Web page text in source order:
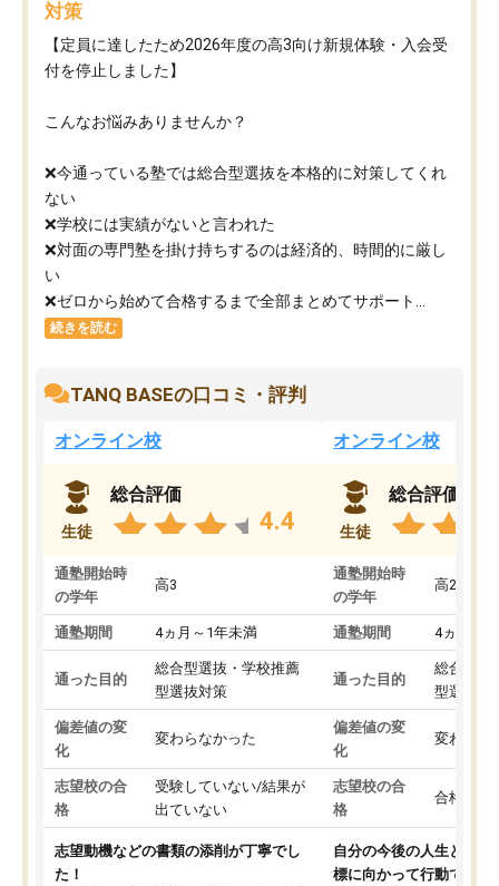
対策
【定員に達したため2026年度の高3向け新規体験・入会受
付を停止しました】
こんなお悩みありませんか？
❌今通っている塾では総合型選抜を本格的に対策してくれ
ない
❌学校には実績がないと言われた
❌対面の専門塾を掛け持ちするのは経済的、時間的に厳し
い
❌ゼロから始めて合格するまで全部まとめてサポート...
続きを読む
TANQ BASEの口コミ・評判
オンライン校
生徒
総合評価
4.4
通塾開始時
の学年
高3
通塾期間 4ヵ月～1年未満
通った目的
総合型選抜・学校推薦
型選抜対策
偏差値の変
化
変わらなかった
志望校の合
格
受験していない/結果が
出ていない
志望動機などの書類の添削が丁寧でし
た！
オンライン校
生徒
総合評価
通塾開始時
の学年
高2
通塾期間 4ヵ月～1
通った目的
総合型選
型選抜対
偏差値の変
化
変わらな
志望校の合
格
合格した
自分の今後の人生と真剣
標に向かって行動できる